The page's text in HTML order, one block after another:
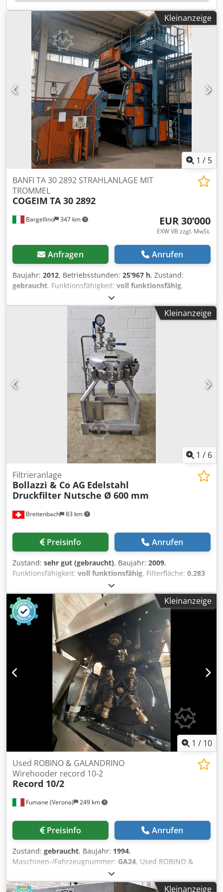
Mischeinheit (angehobene Position): 1255 mm
Gesamtmaße: 1110 x 1300 x 3270 mm Technische
Dokumentation verfügbar Video zeigt die Maschine in
Betrieb in unserer Werkstatt
Kleinanzeige
1 / 5
Bargellino 347 km
BANFI TA 30 2892 STRAHLANLAGE MIT
TROMMEL
COGEIM TA 30 2892
EUR 30’000
EXW VB zzgl. MwSt.
Anfragen Anrufen
Baujahr: 2012, Betriebsstunden: 25’967 h, Zustand:
gebraucht, Funktionsfähigkeit: voll funktionsfähig,
Maschinen-/Fahrzeugnummer:
gebrauchte COGEIM TA 30 GRANIGLIATRICE BANFI TA 30 A
BARILE, Baujahr 2012, an. Maschinentyp: TA30-2892
Seriennummer: 2525 Dwodpozrwy Nsfx Akhea Baujahr:
2012 Minimaler Luftdruck: 5 bar Maximaler Luftdruck: 8
bar Gewicht: 18000 kg Wenn Sie Fragen haben oder
weitere Informationen benötigen, zögern Sie bitte nicht,
uns eine Nachricht zu senden oder uns anzurufen.
Kleinanzeige
1 / 6
Breitenbach 83 km
Filtrieranlage
Bollazzi & Co AG Edelstahl
Druckfilter Nutsche Ø 600 mm
Preisinfo Anrufen
Zustand: sehr gut (gebraucht), Baujahr: 2009,
Funktionsfähigkeit: voll funktionsfähig, Filterfläche: 0.283
, Nutsche Druckfilter Vakuumfilter Drucknutsche
Baujahr: 2009 Zustand: gebraucht Verfügbarkeit: ab Lager
Dokumentation: vollständig vorhanden Bezeichnung Typ:
Druckfilter Nutsche Vakuumfilter Saugfilter 62 Liter Inhalt
Betriebstauglich: Ja Filterfläche: 0.283 m2 Werkstoff:
Edelstahl 1.4404 Gesamtinhalt Heiz-Kühlraum (L): 10
Gewicht (kg): 204 Gesamtinhalt Behälter (L): 62 Zul.
Betriebstemp. Behälter (°C): -20/+150 Zul. Betriebsdruck
Behälter (bar): -1/+6 Zul. Betriebsdruck Heizung (bar): -1/+6
Zul. Betriebstemp. Heizung (°C): -20/+150
Berechnungsüberdruck (bar): 11.5 Tragkonstruktion:
stehend auf Füssen Werkstoff Heizung: 1.4404 Djdpfx
Aoxxxqvekhswa Herstellerland: Switzerland Zubehör &
Einbauten: Manometer, Überdruckventil, Schauglas,
Kuhelhahn, Kamlock Kupplung, Öffnungshilfe
Kleinanzeige
1 / 10
Fumane (Verona) 249 km
Used ROBINO & GALANDRINO
Wirehooder record 10-2
Record 10/2
Preisinfo Anrufen
Zustand: gebraucht, Baujahr: 1994,
Maschinen-/Fahrzeugnummer: GA24, Used ROBINO &
GALANDRINO Wirehooder record 10-2Technical
Specifications & Performance DataThis Automatic
Kleinanzeige